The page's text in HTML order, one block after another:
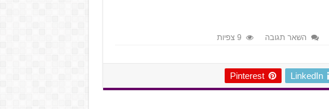
השאר תגובה 9 צפיות
LinkedIn
Pinterest